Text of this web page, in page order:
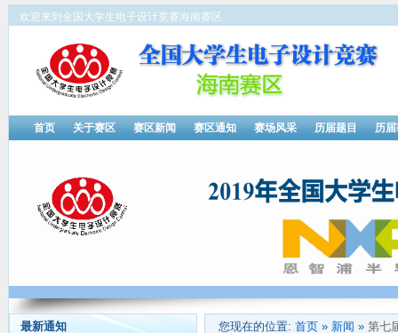
欢迎来到全国大学生电子设计竞赛海南赛区
首页 关于赛区 赛区新闻 赛区通知 赛场风采 历届题目 历
最新通知 您现在的位置: 首页 » 新闻 » 第七